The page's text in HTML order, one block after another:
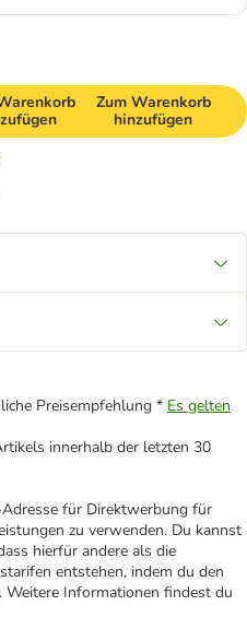
Zum Warenkorb
hinzufügen
Preisempfehlung * Es gelten
innerhalb der letzten 30
für Direktwerbung für
zu verwenden. Du kannst
hierfür andere als die
entstehen, indem du den
Weitere Informationen findest du